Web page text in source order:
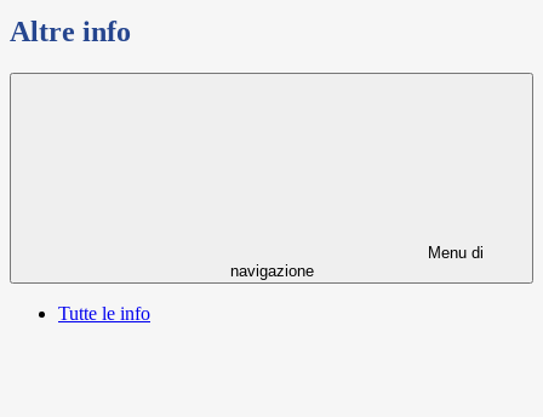
Altre info
Menu di
navigazione
Tutte le info